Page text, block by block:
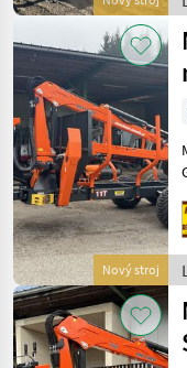
BMF
Binderberger
Farmi
Country
Zobrazit
všech
44
MODEL
Nový stroj